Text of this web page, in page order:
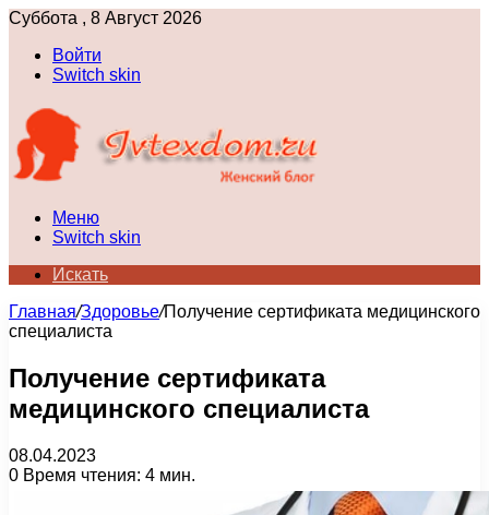
Суббота , 8 Август 2026
Войти
Switch skin
Меню
Switch skin
Искать
Главная/Здоровье/Получение сертификата медицинского
специалиста
Получение сертификата
медицинского специалиста
08.04.2023
0 Время чтения: 4 мин.